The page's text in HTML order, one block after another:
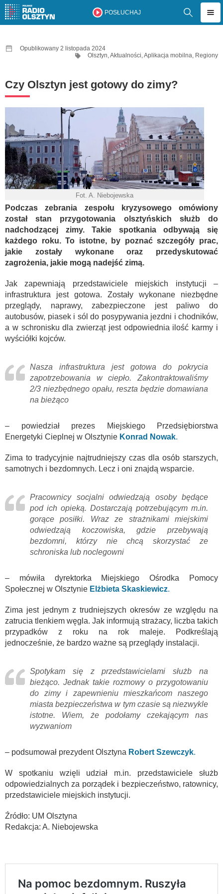
POSŁUCHAJ
Opublikowany 2 listopada 2024
Olsztyn,Aktualności,Aplikacja mobilna, Regiony
Czy Olsztyn jest gotowy do zimy?
Fot. A. Niebojewska
Podczas zebrania zespołu kryzysowego omówiony
został stan przygotowania olsztyńskich służb do
nadchodzącej zimy. Takie spotkania odbywają się
każdego roku. To istotne, by poznać szczegóły prac,
jakie zostały wykonane oraz przedyskutować
zagrożenia, jakie mogą nadejść zimą.
Jak zapewniają przedstawiciele miejskich instytucji –
infrastruktura jest gotowa. Zostały wykonane niezbędne
przeglądy, naprawy, zabezpieczone jest paliwo do
autobusów, piasek i sól do posypywania jezdni i chodników,
a w schronisku dla zwierząt jest odpowiednia ilość karmy i
wyściółki kojców.
Nasza infrastruktura jest gotowa do pokrycia
zapotrzebowania w ciepło. Zakontraktowaliśmy
2/3 niezbędnego opału, reszta będzie domawiana
na bieżąco
– powiedział prezes Miejskiego Przedsiębiorstwa
Energetyki Cieplnej w Olsztynie Konrad Nowak.
Zima to tradycyjnie najtrudniejszy czas dla osób starszych,
samotnych i bezdomnych. Lecz i oni znajdą wsparcie.
Pracownicy socjalni odwiedzają osoby będące
pod ich opieką. Dostarczają potrzebującym m.in.
gorące posiłki. Wraz ze strażnikami miejskimi
odwiedzają koczowiska, gdzie przebywają
bezdomni, którzy nie chcą skorzystać ze
schroniska lub noclegowni
– mówiła dyrektorka Miejskiego Ośrodka Pomocy
Społecznej w Olsztynie Elżbieta Skaskiewicz.
Zima jest jednym z trudniejszych okresów ze względu na
zatrucia tlenkiem węgla. Jak informują strażacy, liczba takich
przypadków z roku na rok maleje. Podkreślają
jednocześnie, że bardzo ważne są przeglądy instalacji.
Spotykam się z przedstawicielami służb na
bieżąco. Jednak takie rozmowy o przygotowaniu
do zimy i zapewnieniu mieszkańcom naszego
miasta bezpieczeństwa w tym czasie są niezwykle
istotne. Wiem, że podołamy czekającym nas
wyzwaniom
– podsumował prezydent Olsztyna Robert Szewczyk.
W spotkaniu wzięli udział m.in. przedstawiciele służb
odpowiedzialnych za porządek i bezpieczeństwo, ratownicy,
przedstawiciele miejskich instytucji.
Źródło: UM Olsztyna
Redakcja: A. Niebojewska